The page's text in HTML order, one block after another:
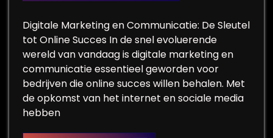
Digitale Marketing en Communicatie: De Sleutel
tot Online Succes In de snel evoluerende
wereld van vandaag is digitale marketing en
communicatie essentieel geworden voor
bedrijven die online succes willen behalen. Met
de opkomst van het internet en sociale media
hebben